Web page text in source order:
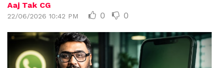
Aaj Tak CG
22/06/2026 10:42 PM 0 0